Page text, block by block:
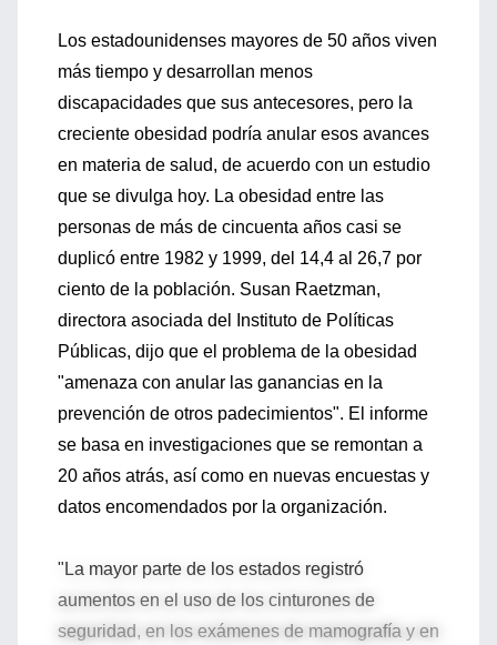
Los estadounidenses mayores de 50 años viven
más tiempo y desarrollan menos
discapacidades que sus antecesores, pero la
creciente obesidad podría anular esos avances
en materia de salud, de acuerdo con un estudio
que se divulga hoy. La obesidad entre las
personas de más de cincuenta años casi se
duplicó entre 1982 y 1999, del 14,4 al 26,7 por
ciento de la población. Susan Raetzman,
directora asociada del Instituto de Políticas
Públicas, dijo que el problema de la obesidad
"amenaza con anular las ganancias en la
prevención de otros padecimientos". El informe
se basa en investigaciones que se remontan a
20 años atrás, así como en nuevas encuestas y
datos encomendados por la organización.
"La mayor parte de los estados registró
aumentos en el uso de los cinturones de
seguridad, en los exámenes de mamografía y en